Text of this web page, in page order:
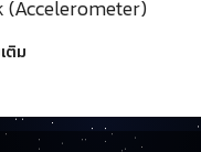
(Accelerometer)
ติม